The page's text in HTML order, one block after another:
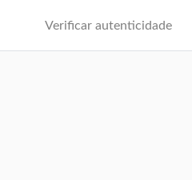
Verificar autenticidade